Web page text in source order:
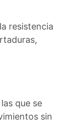
resistencia
que se
sin